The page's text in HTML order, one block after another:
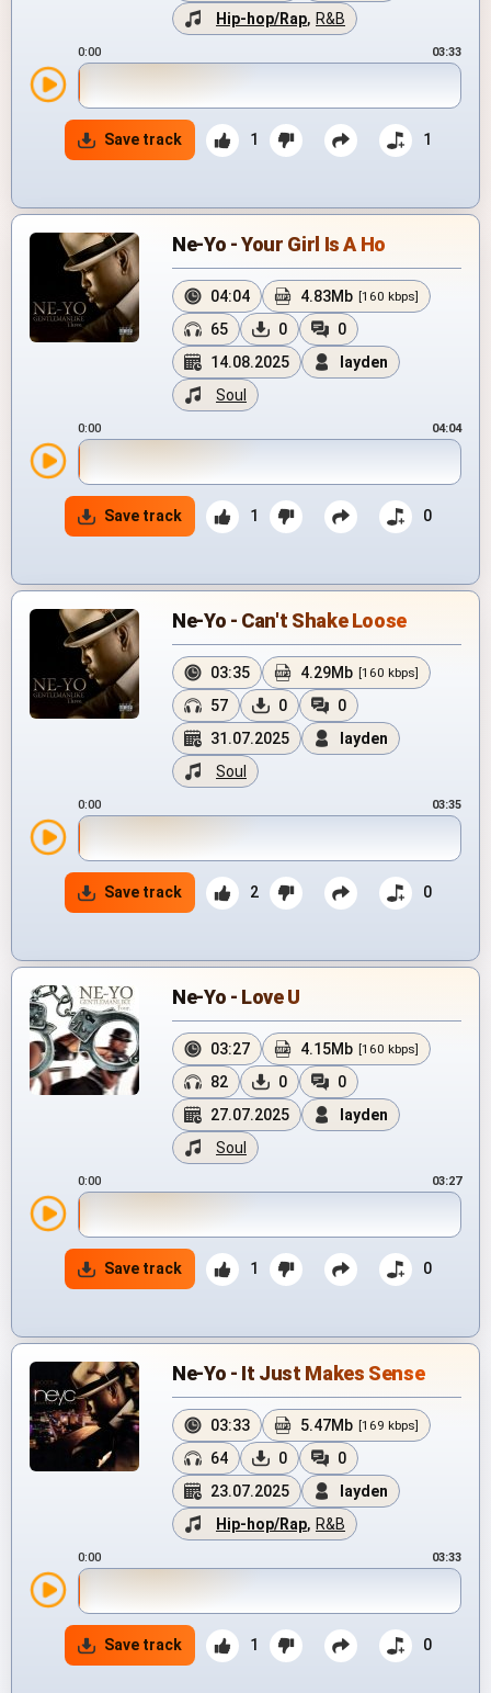
Hip-hop/Rap, R&B
0:00 03:33
Save track 1 1
Ne-Yo - Your Girl Is A Ho
04:04 4.83Mb [160 kbps]
65 0
0
14.08.2025
layden
Soul
0:00 04:04
Save track 1 0
Ne-Yo - Can't Shake Loose
03:35 4.29Mb [160 kbps]
57 0
0
31.07.2025
layden
Soul
0:00 03:35
Save track 2 0
Ne-Yo - Love U
03:27 4.15Mb [160 kbps]
82 0
0
27.07.2025
layden
Soul
0:00 03:27
Save track 1 0
Ne-Yo - It Just Makes Sense
03:33 5.47Mb [169 kbps]
64 0
0
23.07.2025
layden
Hip-hop/Rap, R&B
0:00 03:33
Save track 1 0